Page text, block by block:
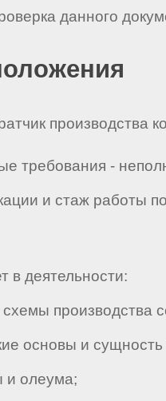
данного
производства
требования -
и стаж работы
в деятельности:
производства
основы и сущность
и олеума;